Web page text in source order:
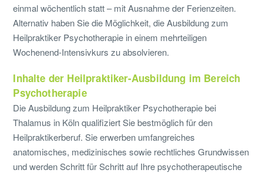
einmal wöchentlich statt – mit Ausnahme der Ferienzeiten.
Alternativ haben Sie die Möglichkeit, die Ausbildung zum
Heilpraktiker Psychotherapie in einem mehrteiligen
Wochenend-Intensivkurs zu absolvieren.
Inhalte der Heilpraktiker-Ausbildung im Bereich
Psychotherapie
Die Ausbildung zum Heilpraktiker Psychotherapie bei
Thalamus in Köln qualifiziert Sie bestmöglich für den
Heilpraktikerberuf. Sie erwerben umfangreiches
anatomisches, medizinisches sowie rechtliches Grundwissen
und werden Schritt für Schritt auf Ihre psychotherapeutische